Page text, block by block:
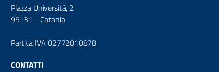
Piazza Università, 2
95131 - Catania
Partita IVA 02772010878
CONTATTI